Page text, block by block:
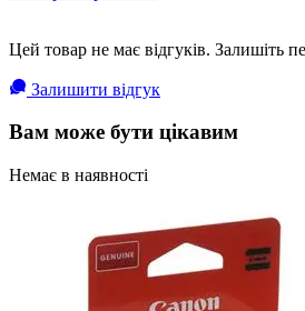
Цей товар не має відгуків. Залишіть
Залишити відгук
Вам може бути цікавим
Немає в наявності